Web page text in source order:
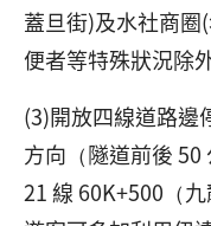
蓋旦街)及水社商
便者等特殊狀況除
(3)開放四線道路邊
方向（隧道前後
21 線 60K+500（